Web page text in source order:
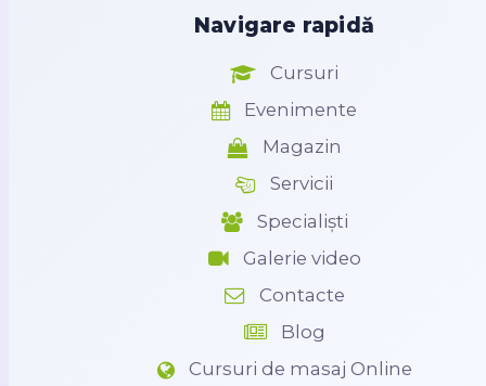
Navigare rapidă
Cursuri
Evenimente
Magazin
Servicii
Specialiști
Galerie video
Contacte
Blog
Cursuri de masaj Online